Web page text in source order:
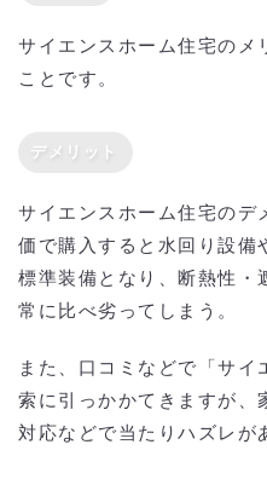
サイエンスホーム住宅のメ
ことです。
デメリット
サイエンスホーム住宅のデ
価で購入すると水回り設備
標準装備となり、断熱性・
常に比べ劣ってしまう。
また、口コミなどで「サイ
索に引っかかてきますが、
対応などで当たりハズレが